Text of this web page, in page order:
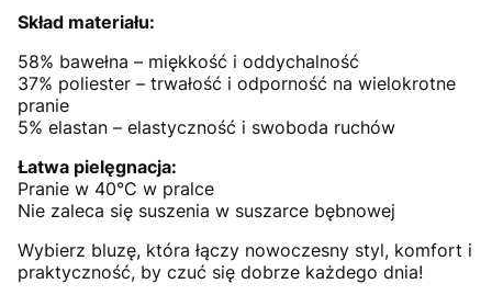
Skład materiału:
58% bawełna – miękkość i oddychalność
37% poliester – trwałość i odporność na wielokrotne
pranie
5% elastan – elastyczność i swoboda ruchów
Łatwa pielęgnacja:
Pranie w 40°C w pralce
Nie zaleca się suszenia w suszarce bębnowej
Wybierz bluzę, która łączy nowoczesny styl, komfort i
praktyczność, by czuć się dobrze każdego dnia!